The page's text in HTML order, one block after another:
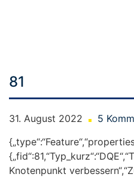
81
31. August 2022
5
Knotenpunkt